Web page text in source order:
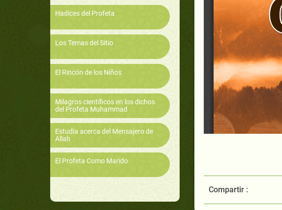
Hadices del Profeta
Los Temas del Sitio
El Rincón de los Niños
Milagros científicos en los dichos
del Profeta Muhammad
Estudia acerca del Mensajero de
Allah
El Profeta Como Marido
Compartir :